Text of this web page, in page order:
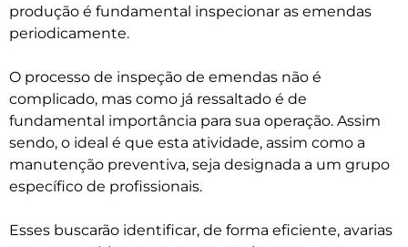
produção é fundamental inspecionar as emendas
periodicamente.
O processo de inspeção de emendas não é
complicado, mas como já ressaltado é de
fundamental importância para sua operação. Assim
sendo, o ideal é que esta atividade, assim como a
manutenção preventiva, seja designada a um grupo
específico de profissionais.
Esses buscarão identificar, de forma eficiente, avarias